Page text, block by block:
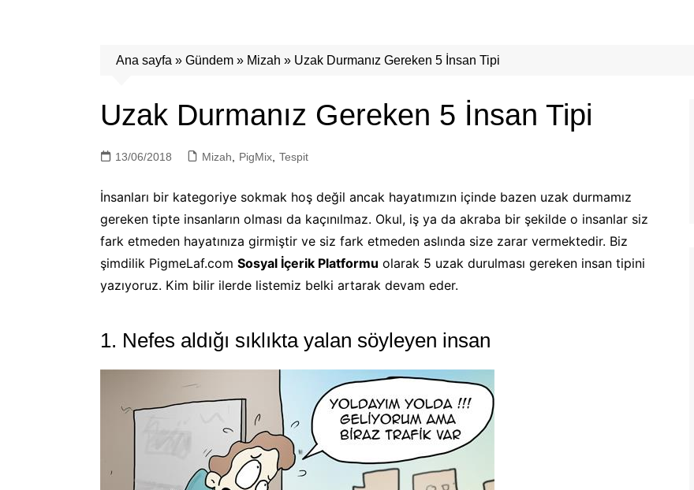
Ana sayfa » Gündem » Mizah » Uzak Durmanız Gereken 5 İnsan Tipi
Uzak Durmanız Gereken 5 İnsan Tipi
13/06/2018 Mizah PigMix Tespit
İnsanları bir kategoriye sokmak hoş değil ancak hayatımızın içinde bazen uzak durmamız
gereken tipte insanların olması da kaçınılmaz. Okul, iş ya da akraba bir şekilde o insanlar siz
fark etmeden hayatınıza girmiştir ve siz fark etmeden aslında size zarar vermektedir. Biz
şimdilik PigmeLaf.com Sosyal İçerik Platformu olarak 5 uzak durulması gereken insan tipini
yazıyoruz. Kim bilir ilerde listemiz belki artarak devam eder.
1. Nefes aldığı sıklıkta yalan söyleyen insan